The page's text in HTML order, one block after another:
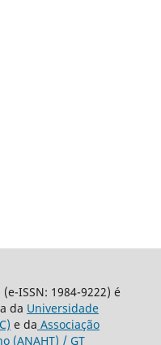
(e-ISSN: 1984-9222) é
da Universidade
e da Associação
(ANAHT) / GT